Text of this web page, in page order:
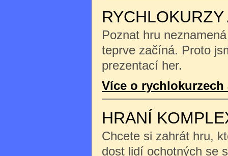
Poznat hru
teprve začíná. Proto
prezentací her.
Více o rychlokurzech
HRANÍ
Chcete si zahrát hru,
dost lidí ochotných se